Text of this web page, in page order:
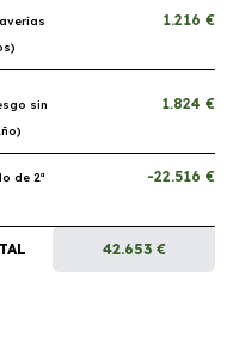
1.216 €
sin
1.824 €
de 2ª
-22.516 €
42.653 €